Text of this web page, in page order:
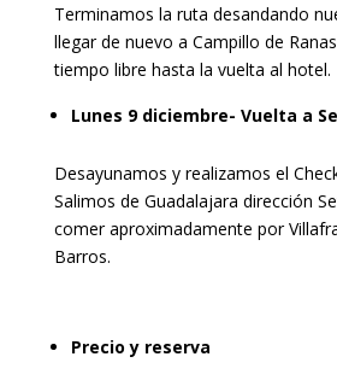
Terminamos la ruta desandando
llegar de nuevo a Campillo de
tiempo libre hasta la vuelta al hotel.
Lunes 9 diciembre- Vuelta a
Desayunamos y realizamos el
Salimos de Guadalajara dirección
comer aproximadamente por
Barros.
Precio y reserva